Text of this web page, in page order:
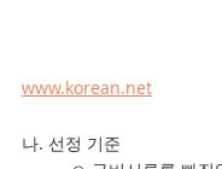
www.korean.net
나. 선정 기준